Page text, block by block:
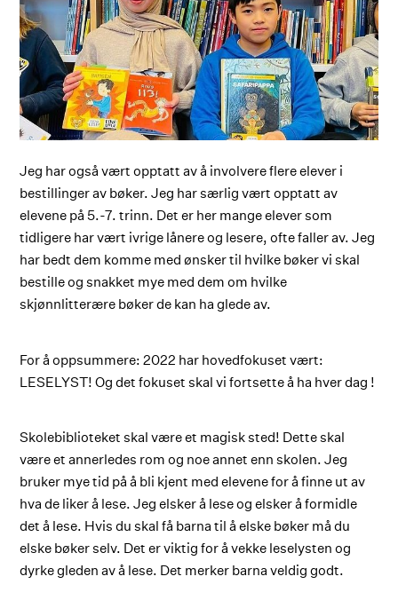
Jeg har også vært opptatt av å involvere flere elever i
bestillinger av bøker. Jeg har særlig vært opptatt av
elevene på 5.-7. trinn. Det er her mange elever som
tidligere har vært ivrige lånere og lesere, ofte faller av. Jeg
har bedt dem komme med ønsker til hvilke bøker vi skal
bestille og snakket mye med dem om hvilke
skjønnlitterære bøker de kan ha glede av.
For å oppsummere: 2022 har hovedfokuset vært:
LESELYST! Og det fokuset skal vi fortsette å ha hver dag !
Skolebiblioteket skal være et magisk sted! Dette skal
være et annerledes rom og noe annet enn skolen. Jeg
bruker mye tid på å bli kjent med elevene for å finne ut av
hva de liker å lese. Jeg elsker å lese og elsker å formidle
det å lese. Hvis du skal få barna til å elske bøker må du
elske bøker selv. Det er viktig for å vekke leselysten og
dyrke gleden av å lese. Det merker barna veldig godt.